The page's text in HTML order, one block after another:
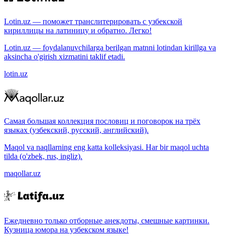
Lotin.uz — поможет транслитерировать с узбекской
кириллицы на латиницу и обратно. Легко!
Lotin.uz — foydalanuvchilarga berilgan matnni lotindan kirillga va
aksincha o'girish xizmatini taklif etadi.
lotin.uz
Самая большая коллекция пословиц и поговорок на трёх
языках (узбекский, русский, английский).
Maqol va naqllarning eng katta kolleksiyasi. Har bir maqol uchta
tilda (o'zbek, rus, ingliz).
maqollar.uz
Ежедневно только отборные анекдоты, смешные картинки.
Кузница юмора на узбекском языке!